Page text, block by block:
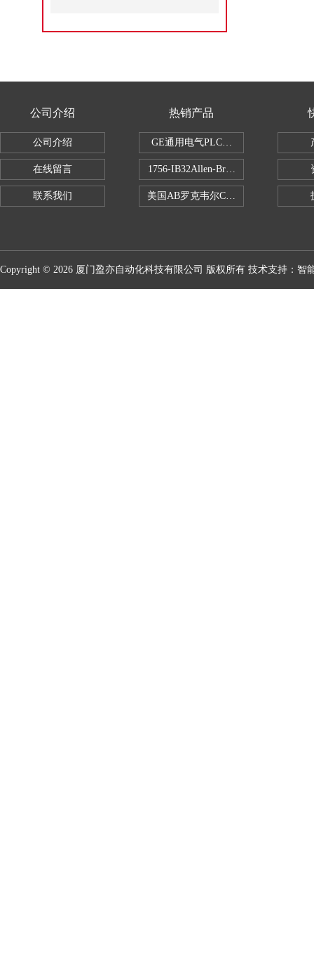
公司介绍
公司介绍
在线留言
联系我们
热销产品
GE通用电气PLC控制器
1756-IB32Allen-Bradley1756IB32数字
美国AB罗克韦尔CPU处理器
Copyright © 2026 厦门盈亦自动化科技有限公司 版权所有 技术支持： 智